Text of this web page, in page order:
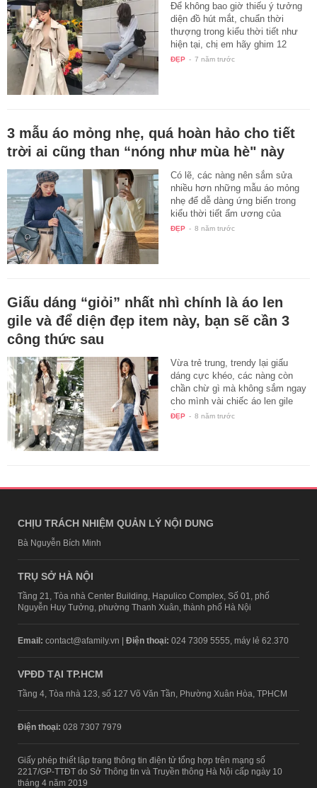
Để không bao giờ thiếu ý tưởng
diện đồ hút mắt, chuẩn thời
thượng trong kiểu thời tiết như
hiện tại, chị em hãy ghim 12
công…
ĐẸP - 7 năm trước
3 mẫu áo mỏng nhẹ, quá hoàn hảo cho tiết
trời ai cũng than “nóng như mùa hè" này
Có lẽ, các nàng nên sắm sửa
nhiều hơn những mẫu áo mỏng
nhẹ để dễ dàng ứng biến trong
kiểu thời tiết ẩm ương của
mùa…
ĐẸP - 8 năm trước
Giấu dáng “giỏi” nhất nhì chính là áo len
gile và để diện đẹp item này, bạn sẽ cần 3
công thức sau
Vừa trẻ trung, trendy lại giấu
dáng cực khéo, các nàng còn
chần chừ gì mà không sắm ngay
cho mình vài chiếc áo len gile
rồi…
ĐẸP - 8 năm trước
CHỊU TRÁCH NHIỆM QUẢN LÝ NỘI DUNG
Bà Nguyễn Bích Minh
TRỤ SỞ HÀ NỘI
Tầng 21, Tòa nhà Center Building, Hapulico Complex, Số 01, phố
Nguyễn Huy Tưởng, phường Thanh Xuân, thành phố Hà Nội
Email: contact@afamily.vn | Điện thoại: 024 7309 5555, máy lẻ 62.370
VPĐD TẠI TP.HCM
Tầng 4, Tòa nhà 123, số 127 Võ Văn Tần, Phường Xuân Hòa, TPHCM
Điện thoại: 028 7307 7979
Giấy phép thiết lập trang thông tin điện tử tổng hợp trên mạng số
2217/GP-TTĐT do Sở Thông tin và Truyền thông Hà Nội cấp ngày 10
tháng 4 năm 2019